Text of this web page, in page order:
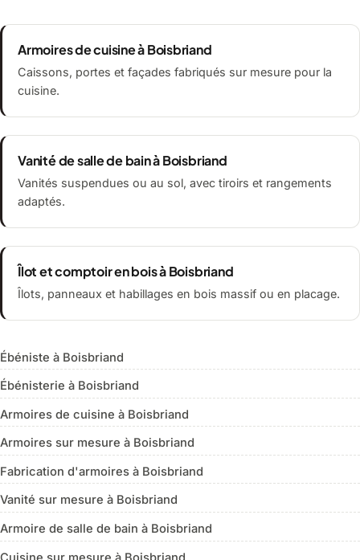
Armoires de cuisine à Boisbriand
Caissons, portes et façades fabriqués sur mesure pour la
cuisine.
Vanité de salle de bain à Boisbriand
Vanités suspendues ou au sol, avec tiroirs et rangements
adaptés.
Îlot et comptoir en bois à Boisbriand
Îlots, panneaux et habillages en bois massif ou en placage.
Ébéniste à Boisbriand
Ébénisterie à Boisbriand
Armoires de cuisine à Boisbriand
Armoires sur mesure à Boisbriand
Fabrication d'armoires à Boisbriand
Vanité sur mesure à Boisbriand
Armoire de salle de bain à Boisbriand